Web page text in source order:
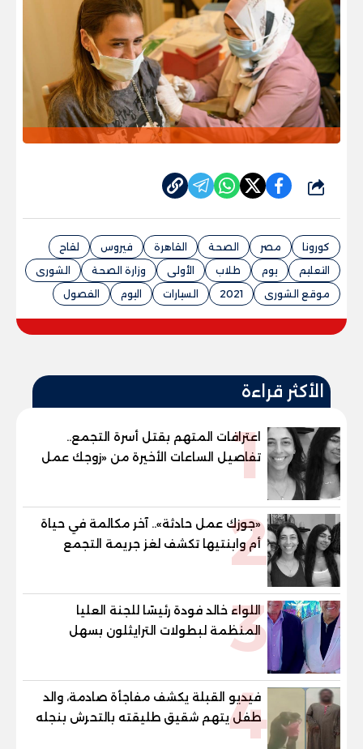
شارك
كورونا مصر الصحة القاهرة فيروس
لقاح
التعليم
يوم طلاب الأولى وزارة الصحة
الشورى
موقع الشورى
2021 السيارات اليوم الفصول
الأكثر قراءة
1
اعترافات المتهم بقتل أسرة التجمع..
تفاصيل الساعات الأخيرة من «زوجك عمل
حادثة» حتى إطلاق النار
2
«جوزك عمل حادثة».. آخر مكالمة في حياة
أم وابنتيها تكشف لغز جريمة التجمع
الخامس
3
اللواء خالد فودة رئيسًا للجنة العليا
المنظمة لبطولات الترايثلون بسهل
حشيش
4
فيديو القبلة يكشف مفاجأة صادمة، والد
طفل يتهم شقيق طليقته بالتحرش بنجله
في القليوبية